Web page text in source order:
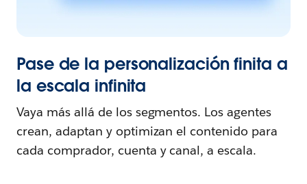
Pase de la personalización finita a
la escala infinita
Vaya más allá de los segmentos. Los agentes
crean, adaptan y optimizan el contenido para
cada comprador, cuenta y canal, a escala.